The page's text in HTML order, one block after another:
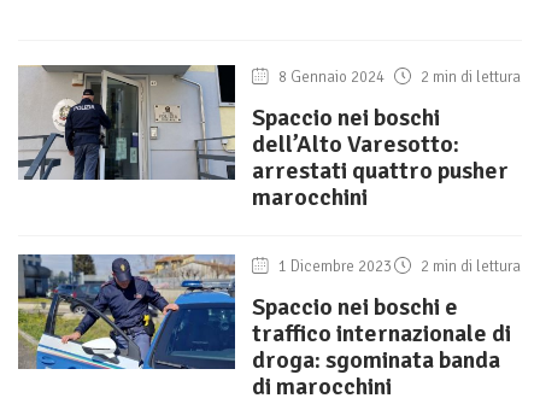
8 Gennaio 2024 2 min di lettura
Spaccio nei boschi
dell’Alto Varesotto:
arrestati quattro pusher
marocchini
1 Dicembre 2023 2 min di lettura
Spaccio nei boschi e
traffico internazionale di
droga: sgominata banda
di marocchini